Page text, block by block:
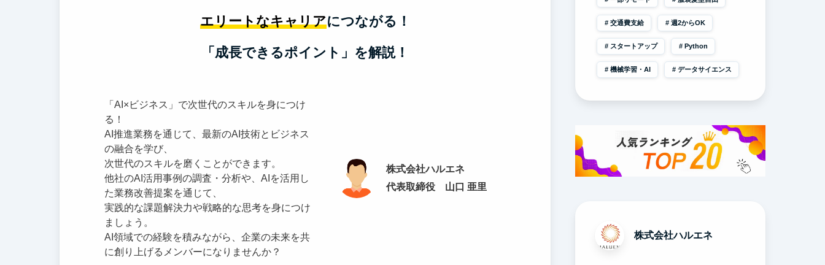
エリートなキャリアにつながる！
「成長できるポイント」を解説！
株式会社ハルエネ
代表取締役 山口 亜里
「AI×ビジネス」で次世代のスキルを身につけ
る！
AI推進業務を通じて、最新のAI技術とビジネス
の融合を学び、
次世代のスキルを磨くことができます。
他社のAI活用事例の調査・分析や、AIを活用し
た業務改善提案を通じて、
実践的な課題解決力や戦略的な思考を身につけ
ましょう。
AI領域での経験を積みながら、企業の未来を共
に創り上げるメンバーになりませんか？
交通費支給 週2からOK
スタートアップ Python
機械学習・AI データサイエンス
株式会社ハルエネ